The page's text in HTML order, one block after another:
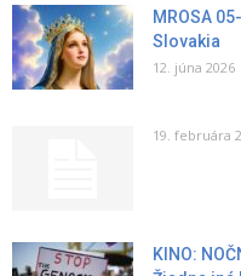
MROSA
Slovakia
12. júna 2026
19. februára
KINO: